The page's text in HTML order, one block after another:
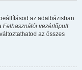
az adatbázisban
Felhasználói vezérlőpult
az összes